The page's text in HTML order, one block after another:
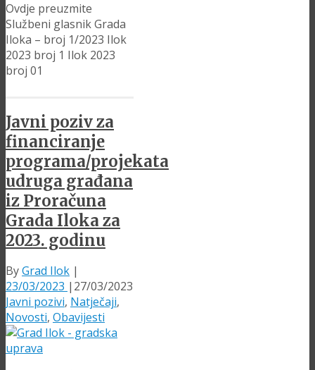
Ovdje preuzmite
Službeni glasnik Grada
Iloka – broj 1/2023 Ilok
2023 broj 1 Ilok 2023
broj 01
Javni poziv za
financiranje
programa/projekata
udruga građana
iz Proračuna
Grada Iloka za
2023. godinu
ByGrad Ilok |
23/03/2023 | 27/03/2023
Javni pozivi, Natječaji,
Novosti, Obavijesti